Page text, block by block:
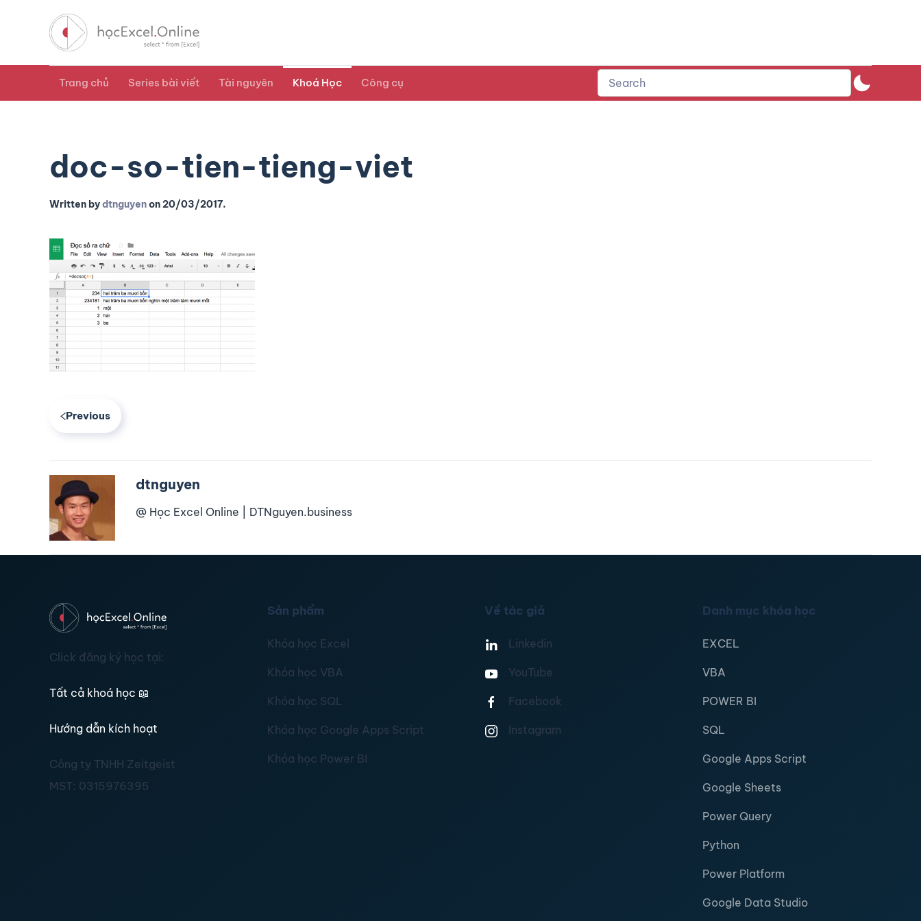
Trang chủ Series bài viết Tài nguyên Khoá Học Công cụ
doc-so-tien-tieng-viet
Written bydtnguyenon20/03/2017.
Previous
dtnguyen
@ Học Excel Online | DTNguyen.business
Click đăng ký học tại:
Tất cả khoá học 📖
Hướng dẫn kích hoạt
Công ty TNHH Zeitgeist
MST: 0315976395
Sản phẩm
Khóa học Excel
Khóa học VBA
Khóa học SQL
Khóa học Google Apps Script
Khóa học Power BI
Về tác giả
Linkedin
YouTube
Facebook
Instagram
Danh mục khóa học
EXCEL
VBA
POWER BI
SQL
Google Apps Script
Google Sheets
Power Query
Python
Power Platform
Google Data Studio